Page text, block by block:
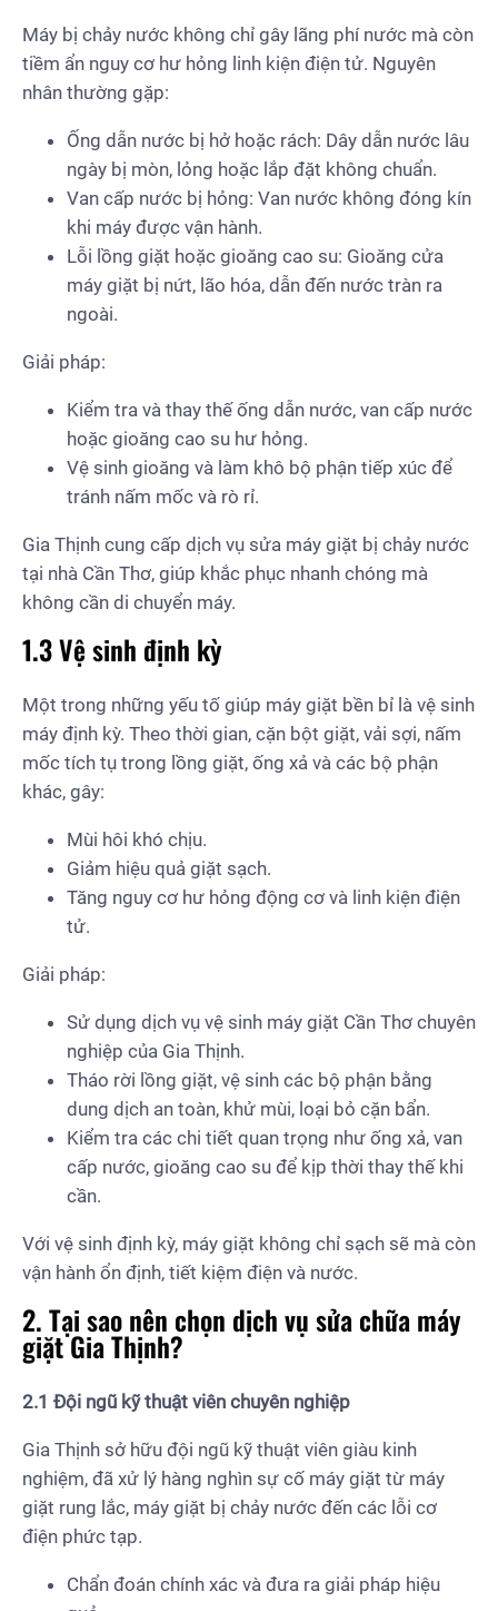
Máy bị chảy nước không chỉ gây lãng phí nước mà còn
tiềm ẩn nguy cơ hư hỏng linh kiện điện tử. Nguyên
nhân thường gặp:
Ống dẫn nước bị hở hoặc rách: Dây dẫn nước lâu
ngày bị mòn, lỏng hoặc lắp đặt không chuẩn.
Van cấp nước bị hỏng: Van nước không đóng kín
khi máy được vận hành.
Lỗi lồng giặt hoặc gioăng cao su: Gioăng cửa
máy giặt bị nứt, lão hóa, dẫn đến nước tràn ra
ngoài.
Giải pháp:
Kiểm tra và thay thế ống dẫn nước, van cấp nước
hoặc gioăng cao su hư hỏng.
Vệ sinh gioăng và làm khô bộ phận tiếp xúc để
tránh nấm mốc và rò rỉ.
Gia Thịnh cung cấp dịch vụ sửa máy giặt bị chảy nước
tại nhà Cần Thơ, giúp khắc phục nhanh chóng mà
không cần di chuyển máy.
1.3 Vệ sinh định kỳ
Một trong những yếu tố giúp máy giặt bền bỉ là vệ sinh
máy định kỳ. Theo thời gian, cặn bột giặt, vải sợi, nấm
mốc tích tụ trong lồng giặt, ống xả và các bộ phận
khác, gây:
Mùi hôi khó chịu.
Giảm hiệu quả giặt sạch.
Tăng nguy cơ hư hỏng động cơ và linh kiện điện
tử.
Giải pháp:
Sử dụng dịch vụ vệ sinh máy giặt Cần Thơ chuyên
nghiệp của Gia Thịnh.
Tháo rời lồng giặt, vệ sinh các bộ phận bằng
dung dịch an toàn, khử mùi, loại bỏ cặn bẩn.
Kiểm tra các chi tiết quan trọng như ống xả, van
cấp nước, gioăng cao su để kịp thời thay thế khi
cần.
Với vệ sinh định kỳ, máy giặt không chỉ sạch sẽ mà còn
vận hành ổn định, tiết kiệm điện và nước.
2. Tại sao nên chọn dịch vụ sửa chữa máy
giặt Gia Thịnh?
2.1 Đội ngũ kỹ thuật viên chuyên nghiệp
Gia Thịnh sở hữu đội ngũ kỹ thuật viên giàu kinh
nghiệm, đã xử lý hàng nghìn sự cố máy giặt từ máy
giặt rung lắc, máy giặt bị chảy nước đến các lỗi cơ
điện phức tạp.
Chẩn đoán chính xác và đưa ra giải pháp hiệu